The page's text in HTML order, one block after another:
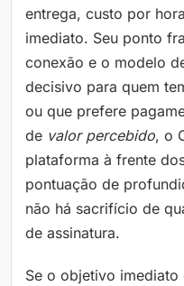
entrega, custo por
imediato. Seu ponto
conexão e o modelo
decisivo para quem
ou que prefere
de valor percebido, o
plataforma à frente
pontuação de
não há sacrifício de
de assinatura.
Se o objetivo imediato